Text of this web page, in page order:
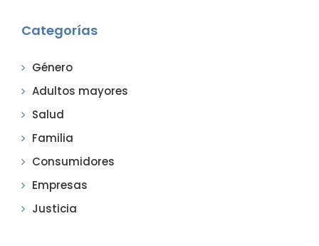
Categorías
Género
Adultos mayores
Salud
Familia
Consumidores
Empresas
Justicia